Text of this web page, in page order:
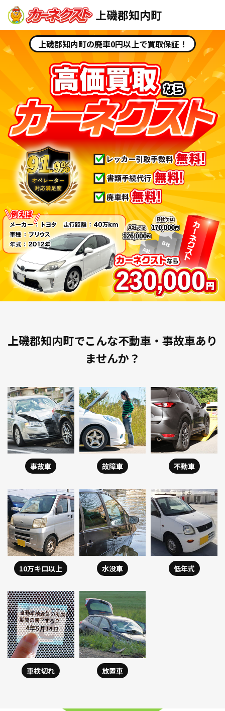
上磯郡知内町
上磯郡知内町の廃車0円以上で買取保証！
上磯郡知内町でこんな不動車・事故車あり
ませんか？
事故車 故障車 不動車
10万キロ以上 水没車 低年式
車検切れ 放置車